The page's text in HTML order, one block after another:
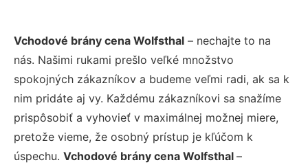
Vchodové brány cena Wolfsthal – nechajte to na
nás. Našimi rukami prešlo veľké množstvo
spokojných zákazníkov a budeme veľmi radi, ak sa k
nim pridáte aj vy. Každému zákazníkovi sa snažíme
prispôsobiť a vyhovieť v maximálnej možnej miere,
pretože vieme, že osobný prístup je kľúčom k
úspechu. Vchodové brány cena Wolfsthal –